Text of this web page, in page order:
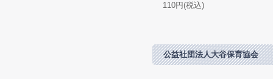
110円(税込)
公益社団法人大谷保育協会